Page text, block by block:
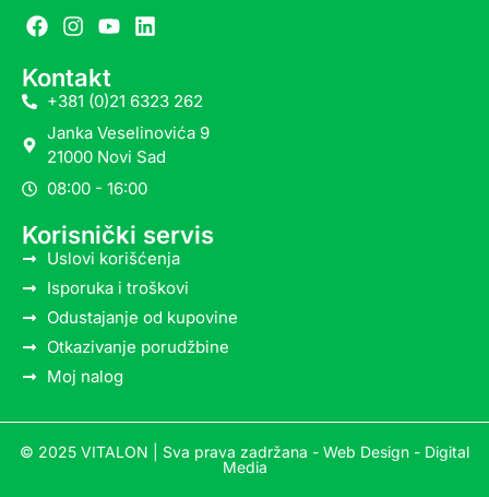
Kontakt
+381 (0)21 6323 262
Janka Veselinovića 9
21000 Novi Sad
08:00 - 16:00
Korisnički servis
Uslovi korišćenja
Isporuka i troškovi
Odustajanje od kupovine
Otkazivanje porudžbine
Moj nalog
© 2025 VITALON | Sva prava zadržana - Web Design - Digital
Media